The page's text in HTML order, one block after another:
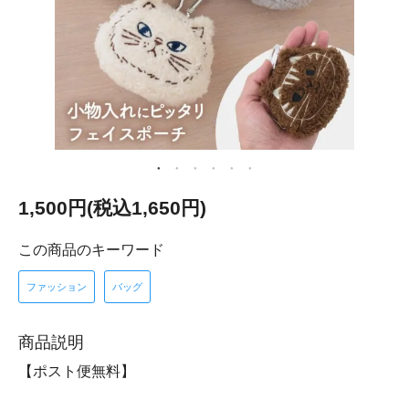
1,500円(税込1,650円)
この商品のキーワード
ファッション バッグ
商品説明
【ポスト便無料】